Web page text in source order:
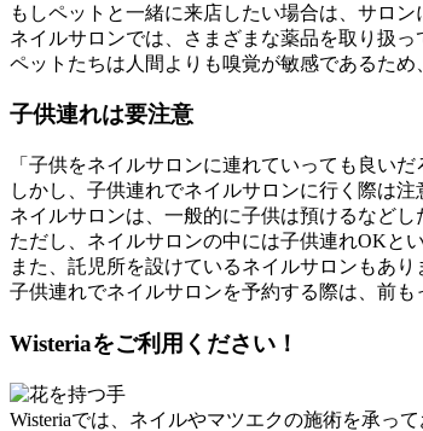
もしペットと一緒に来店したい場合は、サロ
ネイルサロンでは、さまざまな薬品を取り扱っ
ペットたちは人間よりも嗅覚が敏感であるた
子供連れは要注意
「子供をネイルサロンに連れていっても良い
しかし、子供連れでネイルサロンに行く際は注
ネイルサロンは、一般的に子供は預けるなどし
ただし、ネイルサロンの中には子供連れOKと
また、託児所を設けているネイルサロンもあり
子供連れでネイルサロンを予約する際は、前
Wisteriaをご利用ください！
Wisteriaでは、ネイルやマツエクの施術を承って